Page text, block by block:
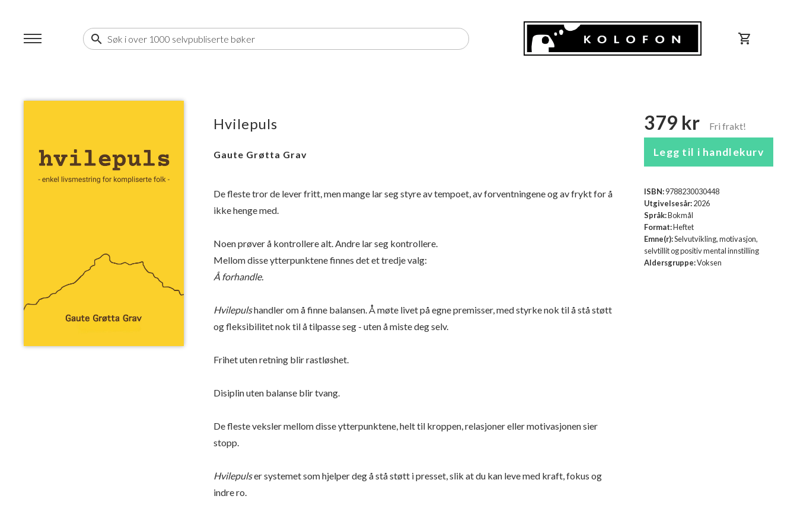
search shopping_cart
Hvilepuls
Gaute Grøtta Grav
379 kr
Legg til i handlekurv
De fleste tror de lever fritt, men mange lar seg styre av tempoet, av forventningene og av frykt for å
ikke henge med.
Noen prøver å kontrollere alt. Andre lar seg kontrollere.
Mellom disse ytterpunktene finnes det et tredje valg:
Å forhandle.
Hvilepulshandler om å finne balansen. Å møte livet på egne premisser, med styrke nok til å stå støtt
og fleksibilitet nok til å tilpasse seg - uten å miste deg selv.
Frihet uten retning blir rastløshet.
Disiplin uten balanse blir tvang.
De fleste veksler mellom disse ytterpunktene, helt til kroppen, relasjoner eller motivasjonen sier
stopp.
Hvilepulser systemet som hjelper deg å stå støtt i presset, slik at du kan leve med kraft, fokus og
indre ro.
ISBN:9788230030448
Utgivelsesår:2026
Språk:Bokmål
Format:Heftet
Emne(r):Selvutvikling, motivasjon,
selvtillit og positiv mental innstilling
Aldersgruppe:Voksen